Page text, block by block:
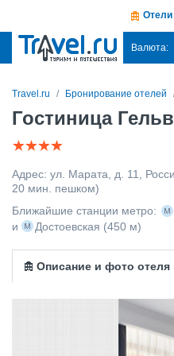
Отели
Валюта:
Travel.ru Бронирование отелей
Гостиница
Адрес: ул. Марата, д. 11
20 мин. пешком)
Ближайшие станции метро:
и
Достоевская (450 м)
Описание и фото отеля